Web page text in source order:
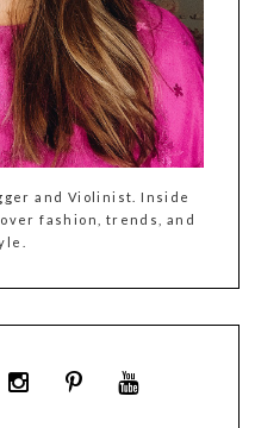
and Violinist. Inside
fashion, trends, and